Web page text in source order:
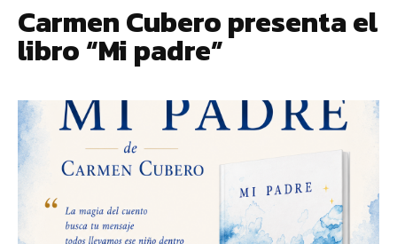
Carmen Cubero presenta el
libro “Mi padre”